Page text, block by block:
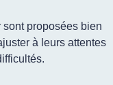
sont proposées bien
à leurs attentes